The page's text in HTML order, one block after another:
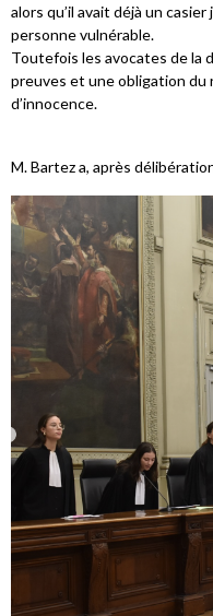
alors qu’il avait déjà un
personne vulnérable.
Toutefois les avocates de la
preuves et une obligation du
d’innocence.
M. Bartez a, après